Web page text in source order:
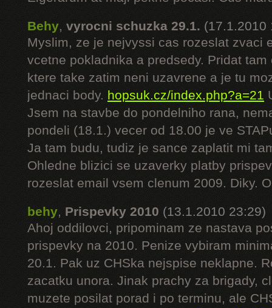
Behy, vyrocni schuzka 29.1. (17.1.2010
Myslim, ze je nejvyssi cas rozeslat zvaci
vcetne pokladnika a predsedy. Pridat
ktere take zatim neni uzavrene a je tu
jednaci body.hopsuk.cz/index.php?a=21
Jsem na stavbe do pondelniho rana,
pondeli (18.1.) vecer od 18.00 je ve
Ja tam budu, tudiz je sance zaplatit mi
Ohledne blizici se uzaverky platby
rozeslat email vsem clenum 2009. Diky.
behy, Prispevky 2010 (13.1.2010 23:29)
Ahoj oddilovci, pripominam ze nastava
prispevky na 2010. Penize vybiram
20.1. Pak uz CHSka nejspise neklapne.
zacatku unora. Jinak prachy za brigady,
muzete posilat porad i po terminu, ale